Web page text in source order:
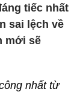
tiếc nhất
sai lệch về
mới sẽ
nhất từ